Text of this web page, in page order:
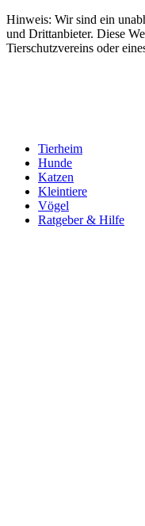
Hinweis: Wir sind ein
und Drittanbieter. Diese
Tierschutzvereins oder
Tierheim
Hunde
Katzen
Kleintiere
Vögel
Ratgeber & Hilfe